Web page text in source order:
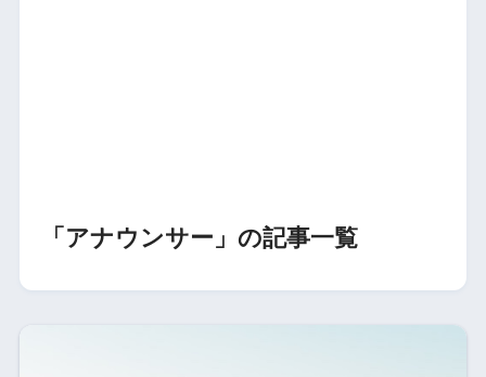
「アナウンサー」の記事一覧